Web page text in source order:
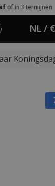
NL / €